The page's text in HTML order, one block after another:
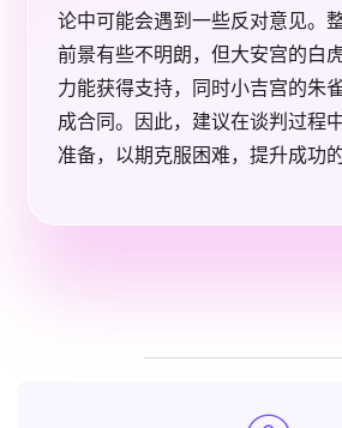
论中可能会遇到一些反对意见。
前景有些不明朗，但大安宫的白
力能获得支持，同时小吉宫的朱
成合同。因此，建议在谈判过程
准备，以期克服困难，提升成功的